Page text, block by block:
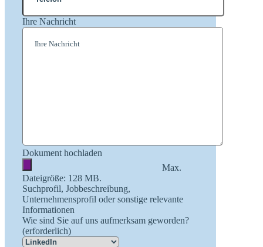
Ihre Nachricht
Dokument hochladen
Max.
Dateigröße: 128 MB.
Suchprofil, Jobbeschreibung,
Unternehmensprofil oder sonstige relevante
Informationen
Wie sind Sie auf uns aufmerksam geworden?
(erforderlich)